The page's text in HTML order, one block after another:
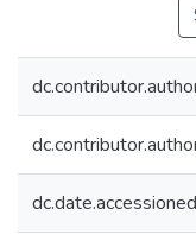
dc.date.accessioned